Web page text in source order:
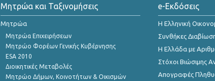
Μητρώα και Ταξινομήσεις
Μητρώα
Μητρώα Επιχειρήσεων
Μητρώο Φορέων Γενικής Κυβέρνησης
ESA 2010
Διοικητικές Μεταβολές
Μητρώο Δήμων, Κοινοτήτων & Οικισμών
e-Εκδόσεις
Η Ελληνική
Συνθήκες
Η Ελλάδα με
Στόχοι Βιώσιμης
Απογραφές